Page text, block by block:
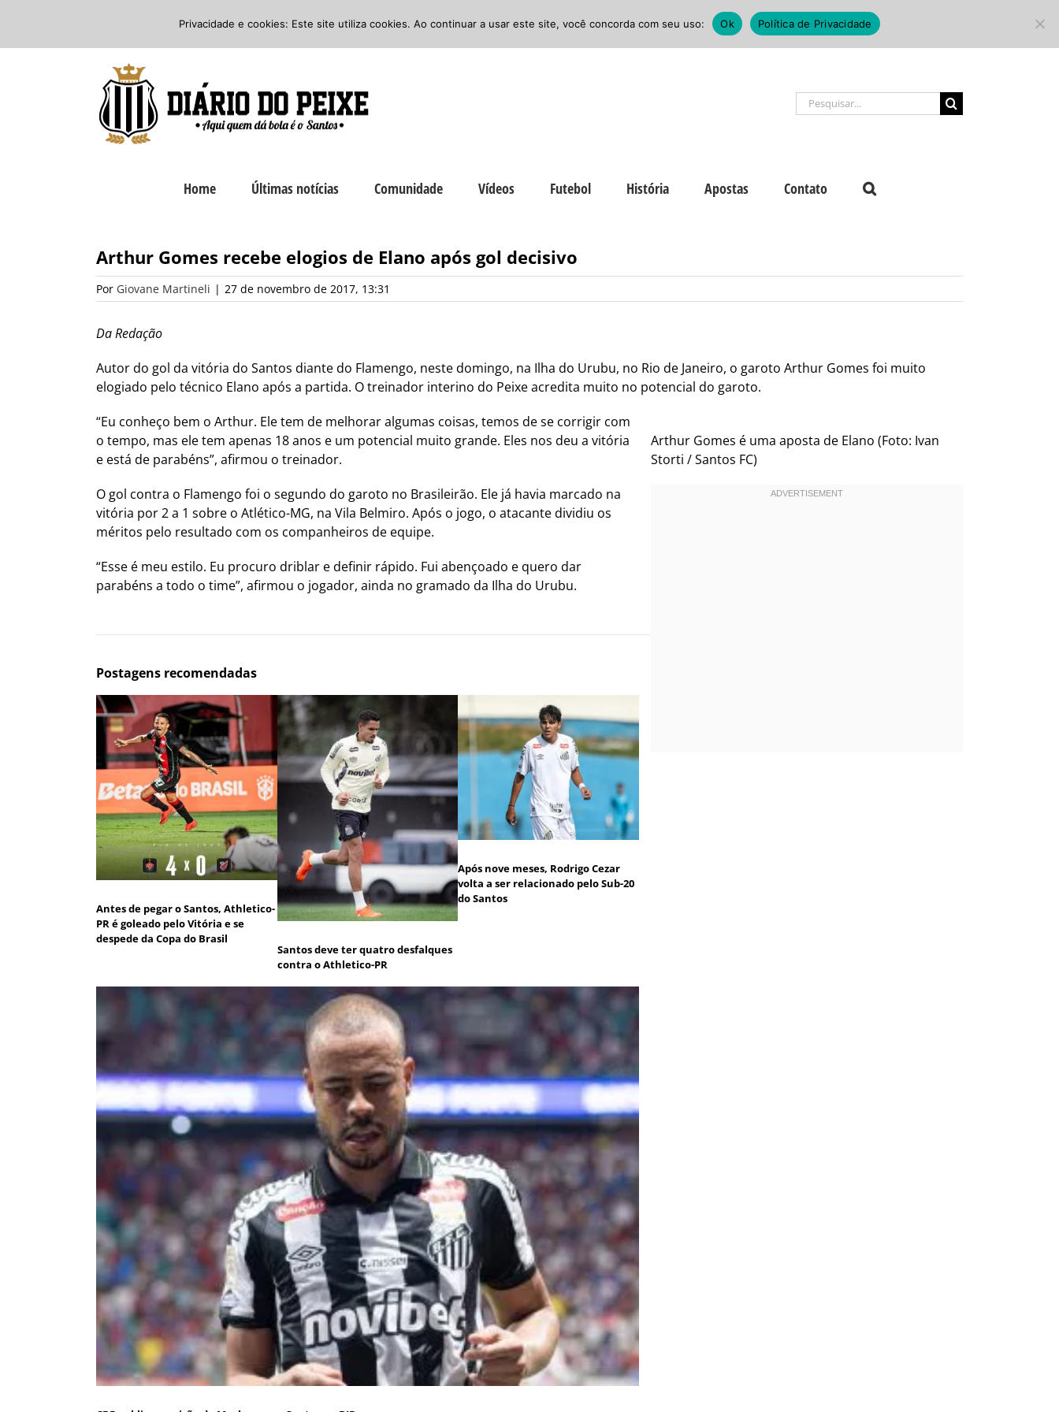
o
Facebook
Instagram
Buscar
resultados
Home Últimas notícias Comunidade Vídeos Futebol História Apostas Contato
Arthur Gomes recebe elogios de Elano após gol decisivo
Por Giovane Martineli | 27 de novembro de 2017, 13:31
Da Redação
Autor do gol da vitória do Santos diante do Flamengo, neste domingo, na Ilha do Urubu, no Rio de Janeiro, o garoto Arthur Gomes foi muito
elogiado pelo técnico Elano após a partida. O treinador interino do Peixe acredita muito no potencial do garoto.
Arthur Gomes é uma aposta de Elano (Foto: Ivan
Storti / Santos FC)
“Eu conheço bem o Arthur. Ele tem de melhorar algumas coisas, temos de se corrigir com
o tempo, mas ele tem apenas 18 anos e um potencial muito grande. Eles nos deu a vitória
e está de parabéns”, afirmou o treinador.
O gol contra o Flamengo foi o segundo do garoto no Brasileirão. Ele já havia marcado na
vitória por 2 a 1 sobre o Atlético-MG, na Vila Belmiro. Após o jogo, o atacante dividiu os
méritos pelo resultado com os companheiros de equipe.
“Esse é meu estilo. Eu procuro driblar e definir rápido. Fui abençoado e quero dar
parabéns a todo o time”, afirmou o jogador, ainda no gramado da Ilha do Urubu.
Postagens recomendadas
Antes de pegar o Santos, Athletico-
PR é goleado pelo Vitória e se
despede da Copa do Brasil
Santos deve ter quatro desfalques
contra o Athletico-PR
Após nove meses, Rodrigo Cezar
volta a ser relacionado pelo Sub-20
do Santos
Privacidade e cookies: Este site utiliza cookies. Ao continuar a usar este site, você concorda com seu uso: Ok Política de Privacidade